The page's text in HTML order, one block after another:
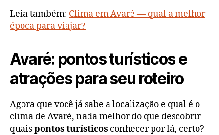
Leia também: Clima em Avaré — qual a melhor
época para viajar?
Avaré: pontos turísticos e
atrações para seu roteiro
Agora que você já sabe a localização e qual é o
clima de Avaré, nada melhor do que descobrir
quaispontos turísticos conhecer por lá, certo?